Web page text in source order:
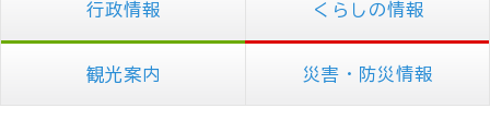
行政情報 くらしの情報
観光案内 災害・防災情報